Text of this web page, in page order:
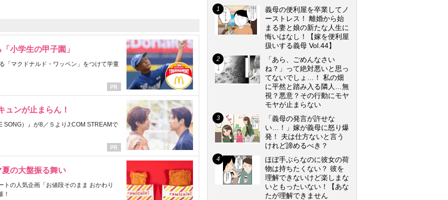
小学生の甲子園」
「マクドナルド・ワッペン」をつけて学童
ュンが止まらん！
SONG）』が8／５よりJ:COM STREAMで
の大盤振る舞い
の人気企画「お値段そのまま おかわり
！
義母の便利屋を卒業してノ
ーストレス！ 離婚から始
まる妻と娘の新たな人生に
悔いはなし！【嫁を便利屋
扱いする義母 Vol.44】
「あら、ごめんなさい
ね？」って絶対悪いと思っ
てないでしょ…！ 私の畑
に平然と踏み入る隣人…無
視？悪意？その行動にモヤ
モヤが止まらない
「義母の発言が許せな
い…！」嫁が義母に怒り爆
発！ 夫は仕方ないと言う
けれど諦めるべき？
ほぼ手ぶらなのに彼女の荷
物は持ちたくない？ 彼を
理解できないけど楽しまな
いともったいない！【あな
たが理解できません